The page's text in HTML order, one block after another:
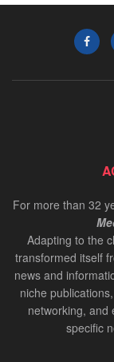
For more than 32
Adapting to the
transformed itself
news and
niche
networking, and
specific